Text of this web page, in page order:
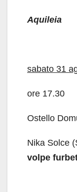
Aquileia
sabato 31
ore 17.30
Ostello
Nika Solce
volpe